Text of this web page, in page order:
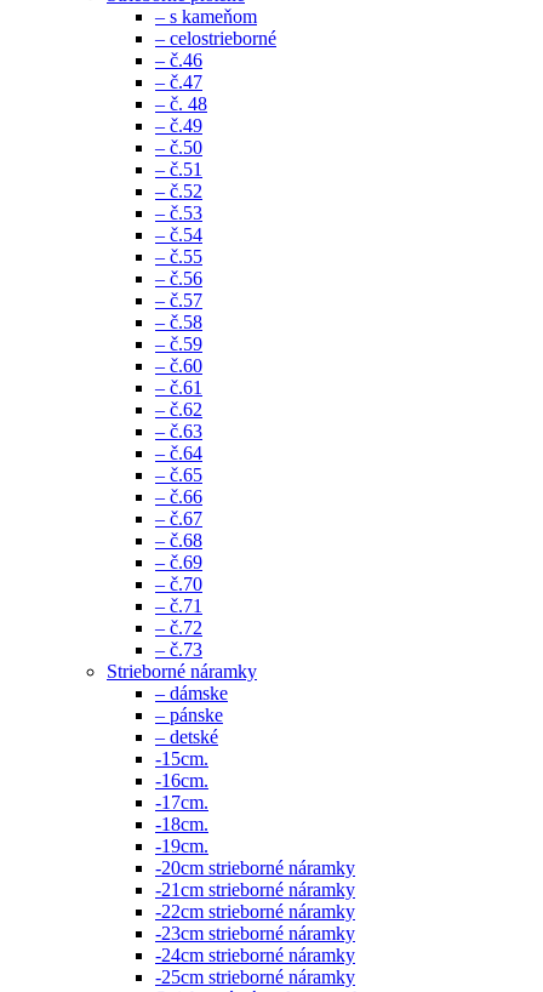
– s kameňom
– celostrieborné
– č.46
– č.47
– č. 48
– č.49
– č.50
– č.51
– č.52
– č.53
– č.54
– č.55
– č.56
– č.57
– č.58
– č.59
– č.60
– č.61
– č.62
– č.63
– č.64
– č.65
– č.66
– č.67
– č.68
– č.69
– č.70
– č.71
– č.72
– č.73
Strieborné náramky
– dámske
– pánske
– detské
-15cm.
-16cm.
-17cm.
-18cm.
-19cm.
-20cm strieborné náramky
-21cm strieborné náramky
-22cm strieborné náramky
-23cm strieborné náramky
-24cm strieborné náramky
-25cm strieborné náramky